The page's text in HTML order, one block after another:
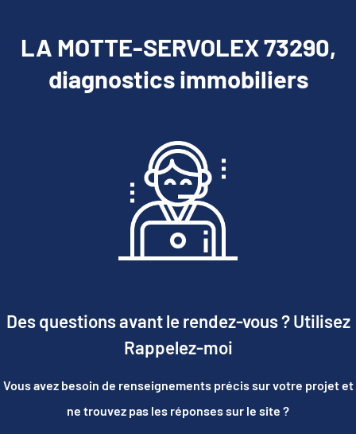
LA MOTTE-SERVOLEX 73290,
diagnostics immobiliers
Des questions avant le rendez-vous ? Utilisez
Rappelez-moi
Vous avez besoin de renseignements précis sur votre projet et
ne trouvez pas les réponses sur le site ?